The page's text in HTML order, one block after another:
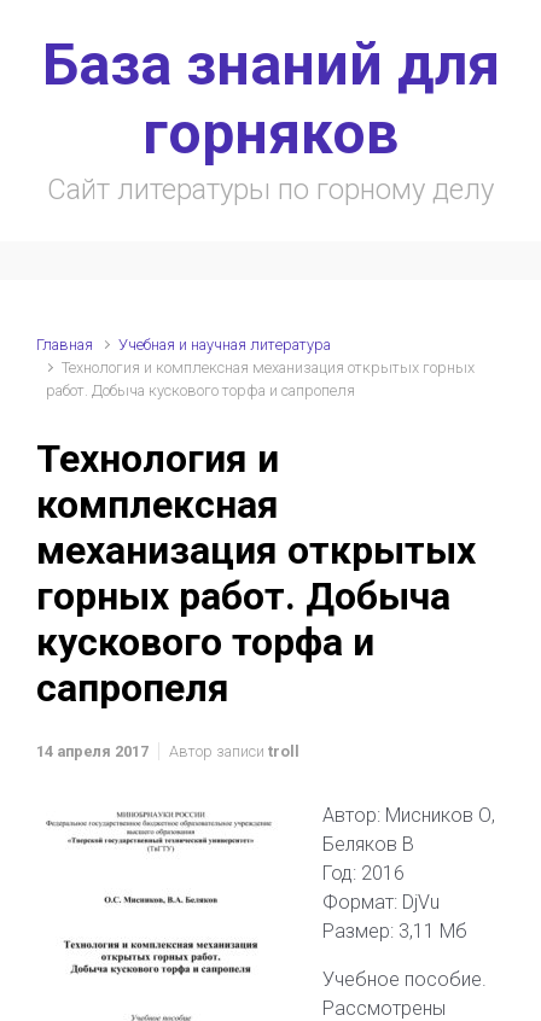
База знаний для
горняков
Сайт литературы по горному делу
Главная
Учебная и научная литература
Технология и комплексная механизация открытых горных
работ. Добыча кускового торфа и сапропеля
Технология и
комплексная
механизация открытых
горных работ. Добыча
кускового торфа и
сапропеля
14 апреля 2017 Автор записи troll
Автор: Мисников О,
Беляков В
Год: 2016
Формат: DjVu
Размер: 3,11 Мб
Учебное пособие.
Рассмотрены